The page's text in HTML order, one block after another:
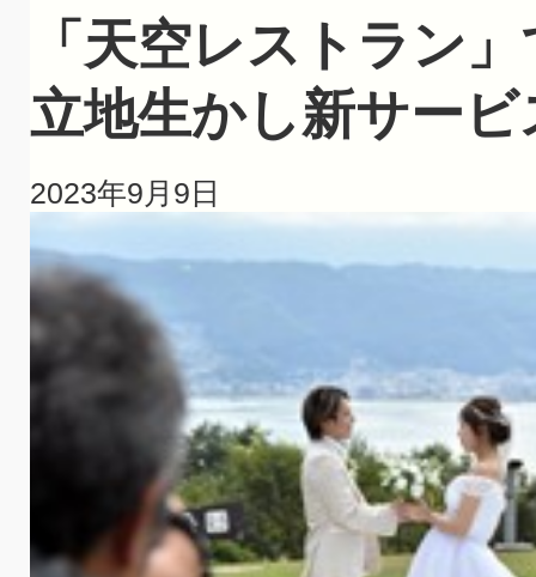
「天空レストラン
立地生かし新サービ
2023年9月9日